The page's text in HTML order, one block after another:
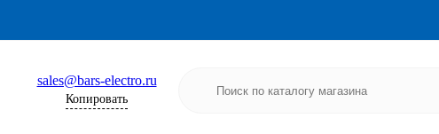
sales@bars-electro.ru
Копировать